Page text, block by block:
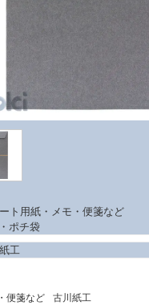
ト用紙・メモ・便箋など
ポチ袋
工
便箋など 古川紙工